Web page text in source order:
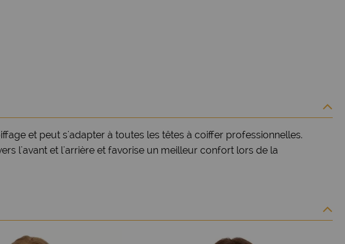
et peut s'adapter à toutes les têtes à coiffer professionnelles.
l'avant et l'arrière et favorise un meilleur confort lors de la